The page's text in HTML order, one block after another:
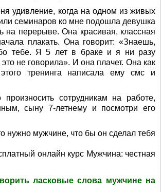
удивление, когда на одном из живых
семинаров ко мне подошла девушка
на перерыве. Она красивая, классная
плакать. Она говорит: «Знаешь,
тебе. Я 5 лет в браке и я ни разу
не говорила». И она плачет. Она как
тренинга написала ему смс и
сотрудникам на работе,
сыну 7-летнему и посмотри его
нужно мужчине, что бы он сделал тебя
онлайн курс Мужчина: честная
ласковые слова мужчине на